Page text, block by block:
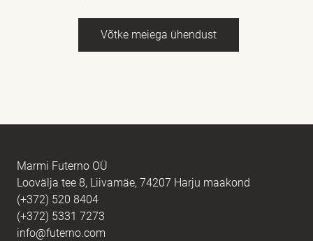
Võtke meiega ühendust
Sõnum
Marmi Futerno OÜ
Loovälja tee 8, Liivamäe, 74207 Harju maakond
(+372) 520 8404
(+372) 5331 7273
info@futerno.com